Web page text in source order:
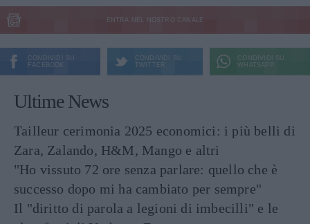
ENTRA NEL NOSTRO CANALE
CONDIVIDI SU
FACEBOOK
CONDIVIDI SU
TWITTER
CONDIVIDI SU
WHATSAPP
Ultime News
Tailleur cerimonia 2025 economici: i più belli di
Zara, Zalando, H&M, Mango e altri
"Ho vissuto 72 ore senza parlare: quello che è
successo dopo mi ha cambiato per sempre"
Il "diritto di parola a legioni di imbecilli" e le